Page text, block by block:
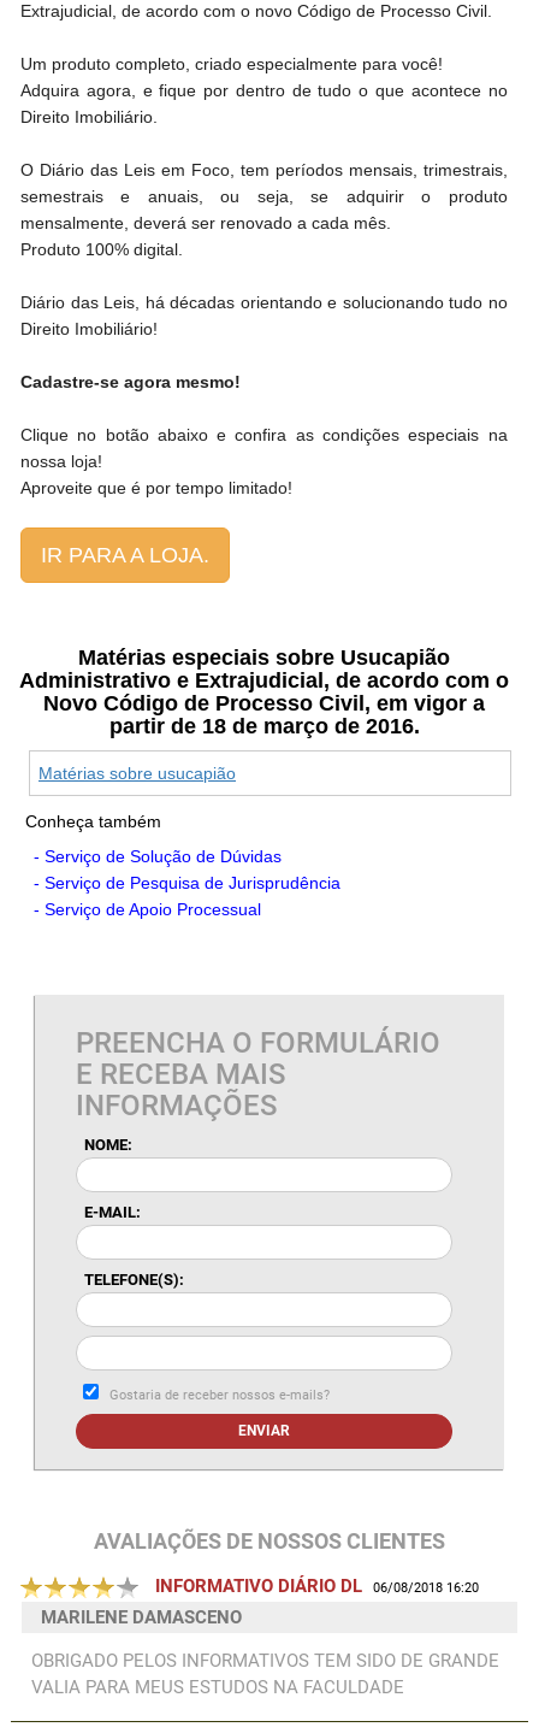
Extrajudicial, de acordo com o novo Código de Processo Civil.
Um produto completo, criado especialmente para você!
Adquira agora, e fique por dentro de tudo o que acontece no
Direito Imobiliário.
O Diário das Leis em Foco, tem períodos mensais, trimestrais,
semestrais e anuais, ou seja, se adquirir o produto
mensalmente, deverá ser renovado a cada mês.
Produto 100% digital.
Diário das Leis, há décadas orientando e solucionando tudo no
Direito Imobiliário!
Cadastre-se agora mesmo!
Clique no botão abaixo e confira as condições especiais na
nossa loja!
Aproveite que é por tempo limitado!
IR PARA A LOJA.
Matérias especiais sobre Usucapião
Administrativo e Extrajudicial, de acordo com o
Novo Código de Processo Civil, em vigor a
partir de 18 de março de 2016.
Matérias sobre usucapião
Conheça também
- Serviço de Solução de Dúvidas
- Serviço de Pesquisa de Jurisprudência
- Serviço de Apoio Processual
PREENCHA O FORMULÁRIO
E RECEBA MAIS
INFORMAÇÕES
NOME:
E-MAIL:
TELEFONE(S):
Gostaria de receber nossos e-mails?
ENVIAR
AVALIAÇÕES DE NOSSOS CLIENTES
INFORMATIVO DIÁRIO DL 06/08/2018 16:20
MARILENE DAMASCENO
OBRIGADO PELOS INFORMATIVOS TEM SIDO DE GRANDE
VALIA PARA MEUS ESTUDOS NA FACULDADE